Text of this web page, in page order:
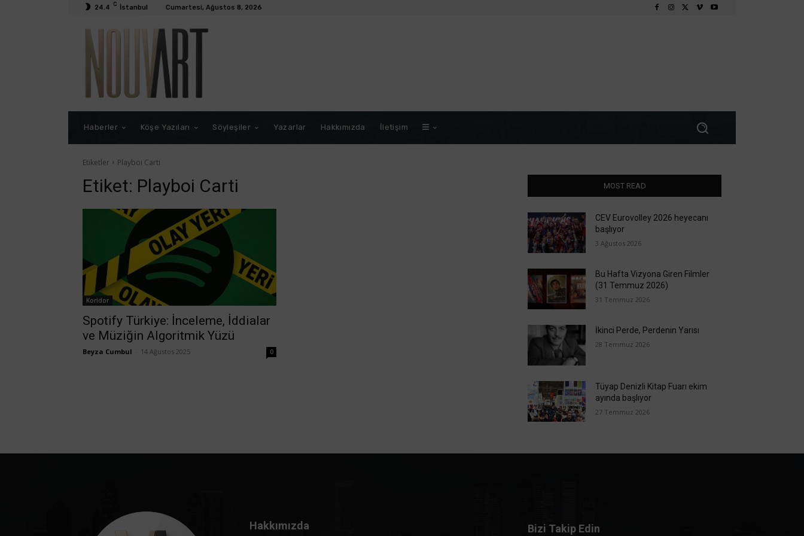
24.4 C İstanbul Cumartesi, Ağustos 8, 2026
Haberler Köşe Yazıları Söyleşiler Yazarlar Hakkımızda İletişim
Etiketler Playboi Carti
Etiket: Playboi Carti
Koridor
Spotify Türkiye: İnceleme, İddialar
ve Müziğin Algoritmik Yüzü
Beyza Cumbul 14 Ağustos 2025 0
MOST READ
CEV Eurovolley 2026 heyecanı
başlıyor
3 Ağustos 2026
Bu Hafta Vizyona Giren Filmler
(31 Temmuz 2026)
31 Temmuz 2026
İkinci Perde, Perdenin Yarısı
28 Temmuz 2026
Tüyap Denizli Kitap Fuarı ekim
ayında başlıyor
27 Temmuz 2026
Hakkımızda Bizi Takip Edin